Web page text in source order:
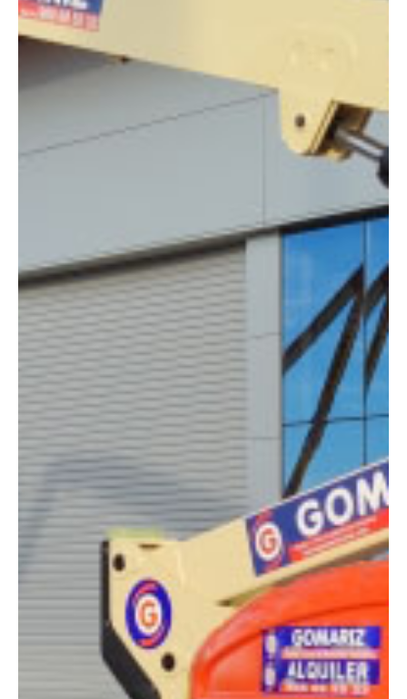
DESCRIPCIÓN
Las Telescópicas Eléctricas destacan por su versatilidad gracias a su
alcance lateral. Es adecuada para trabajos en interior y cuenta con una
DIMENSIONES
Alcance lateral:14.19 m
Altura almacenaje:2.54 m
Longitud:
10.15 m
Anchura:
2.42 m
Peso:
7815 kg
ESPECIFICACIONES TÉCNICAS
Motor:
Eléctrico
Capacidad:
230 kg
Ver ficha técnica
COMPARADOR
¿Tienes dudas a la hora de elegir la máquina que
Compara esta y otras máquinas desde el siguiente botón o ponte
en contacto con nosotros para un asesoramiento más personal.